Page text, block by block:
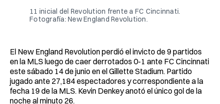
11 inicial del Revolution frente a FC Cincinnati.
Fotografía: New England Revolution.
El New England Revolution perdió el invicto de 9 partidos
en la MLS luego de caer derrotados 0-1 ante FC Cincinnati
este sábado 14 de junio en el Gillette Stadium. Partido
jugado ante 27,184 espectadores y correspondiente a la
fecha 19 de la MLS. Kevin Denkey anotó el único gol de la
noche al minuto 26.